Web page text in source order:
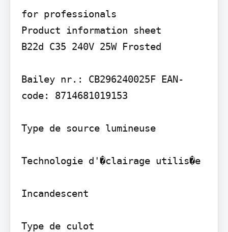
for professionals
Product information sheet
B22d C35 240V 25W Frosted
Bailey nr.: CB296240025F EAN-
code: 8714681019153
Type de source lumineuse
Technologie d'�clairage utilis�e
Incandescent
Type de culot